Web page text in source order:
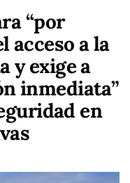
“por
acceso a la
y exige a
inmediata”
en